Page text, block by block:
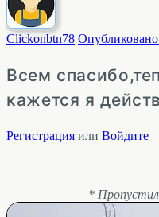
Clickonbtn78
Всем
кажется я
Регистрация или Войдите
*